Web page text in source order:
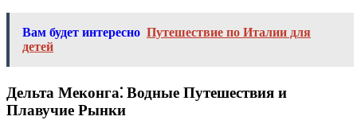
Вам будет интересно Путешествие по Италии для
детей
Дельта Меконга⁚ Водные Путешествия и
Плавучие Рынки